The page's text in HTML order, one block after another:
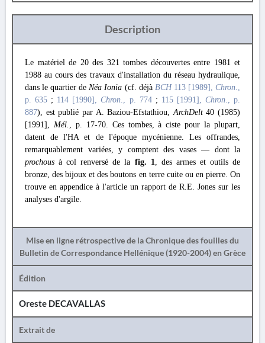
Description
Le matériel de 20 des 321 tombes découvertes entre 1981 et
1988 au cours des travaux d'installation du réseau hydraulique,
dans le quartier deNéa Ionia (cf. déjà BCH 113 [1989],Chron.,
p. 635 ; 114 [1990],Chron., p. 774; 115 [1991], Chron., p.
887), est publié par A. Baziou-Efstathiou,ArchDelt40 (1985)
[1991], Mél. , p. 17-70. Ces tombes, à ciste pour la plupart,
datent de l'ΗΑ et de l'époque mycénienne. Les offrandes,
remarquablement variées, y comptent des vases — dont la
prochousà col renversé de la fig. 1, des armes et outils de
bronze, des bijoux et des boutons en terre cuite ou en pierre. On
trouve en appendice à l'article un rapport de R.E. Jones sur les
analyses d'argile.
Mise en ligne rétrospective de la Chronique des fouilles du
Bulletin de Correspondance Hellénique (1920-2004) en Grèce
Édition
Oreste DECAVALLAS
Extrait de